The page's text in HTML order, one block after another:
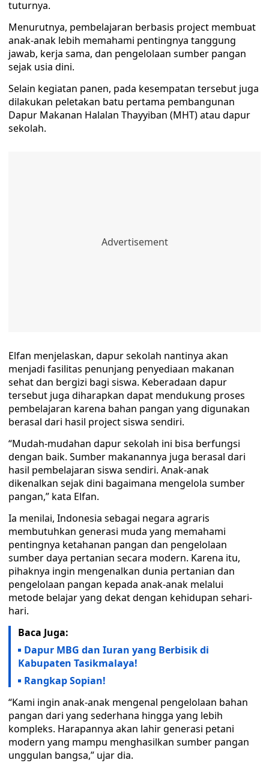
tuturnya.
Menurutnya, pembelajaran berbasis project membuat
anak-anak lebih memahami pentingnya tanggung
jawab, kerja sama, dan pengelolaan sumber pangan
sejak usia dini.
Selain kegiatan panen, pada kesempatan tersebut juga
dilakukan peletakan batu pertama pembangunan
Dapur Makanan Halalan Thayyiban (MHT) atau dapur
sekolah.
Elfan menjelaskan, dapur sekolah nantinya akan
menjadi fasilitas penunjang penyediaan makanan
sehat dan bergizi bagi siswa. Keberadaan dapur
tersebut juga diharapkan dapat mendukung proses
pembelajaran karena bahan pangan yang digunakan
berasal dari hasil project siswa sendiri.
“Mudah-mudahan dapur sekolah ini bisa berfungsi
dengan baik. Sumber makanannya juga berasal dari
hasil pembelajaran siswa sendiri. Anak-anak
dikenalkan sejak dini bagaimana mengelola sumber
pangan,” kata Elfan.
Ia menilai, Indonesia sebagai negara agraris
membutuhkan generasi muda yang memahami
pentingnya ketahanan pangan dan pengelolaan
sumber daya pertanian secara modern. Karena itu,
pihaknya ingin mengenalkan dunia pertanian dan
pengelolaan pangan kepada anak-anak melalui
metode belajar yang dekat dengan kehidupan sehari-
hari.
Baca Juga:
Dapur MBG dan Iuran yang Berbisik di
Kabupaten Tasikmalaya!
Rangkap Sopian!
“Kami ingin anak-anak mengenal pengelolaan bahan
pangan dari yang sederhana hingga yang lebih
kompleks. Harapannya akan lahir generasi petani
modern yang mampu menghasilkan sumber pangan
unggulan bangsa,” ujar dia.